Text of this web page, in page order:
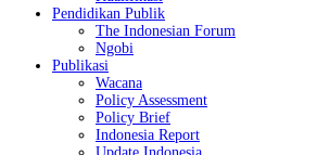
Pendidikan Publik
The Indonesian Forum
Ngobi
Publikasi
Wacana
Policy Assessment
Policy Brief
Indonesia Report